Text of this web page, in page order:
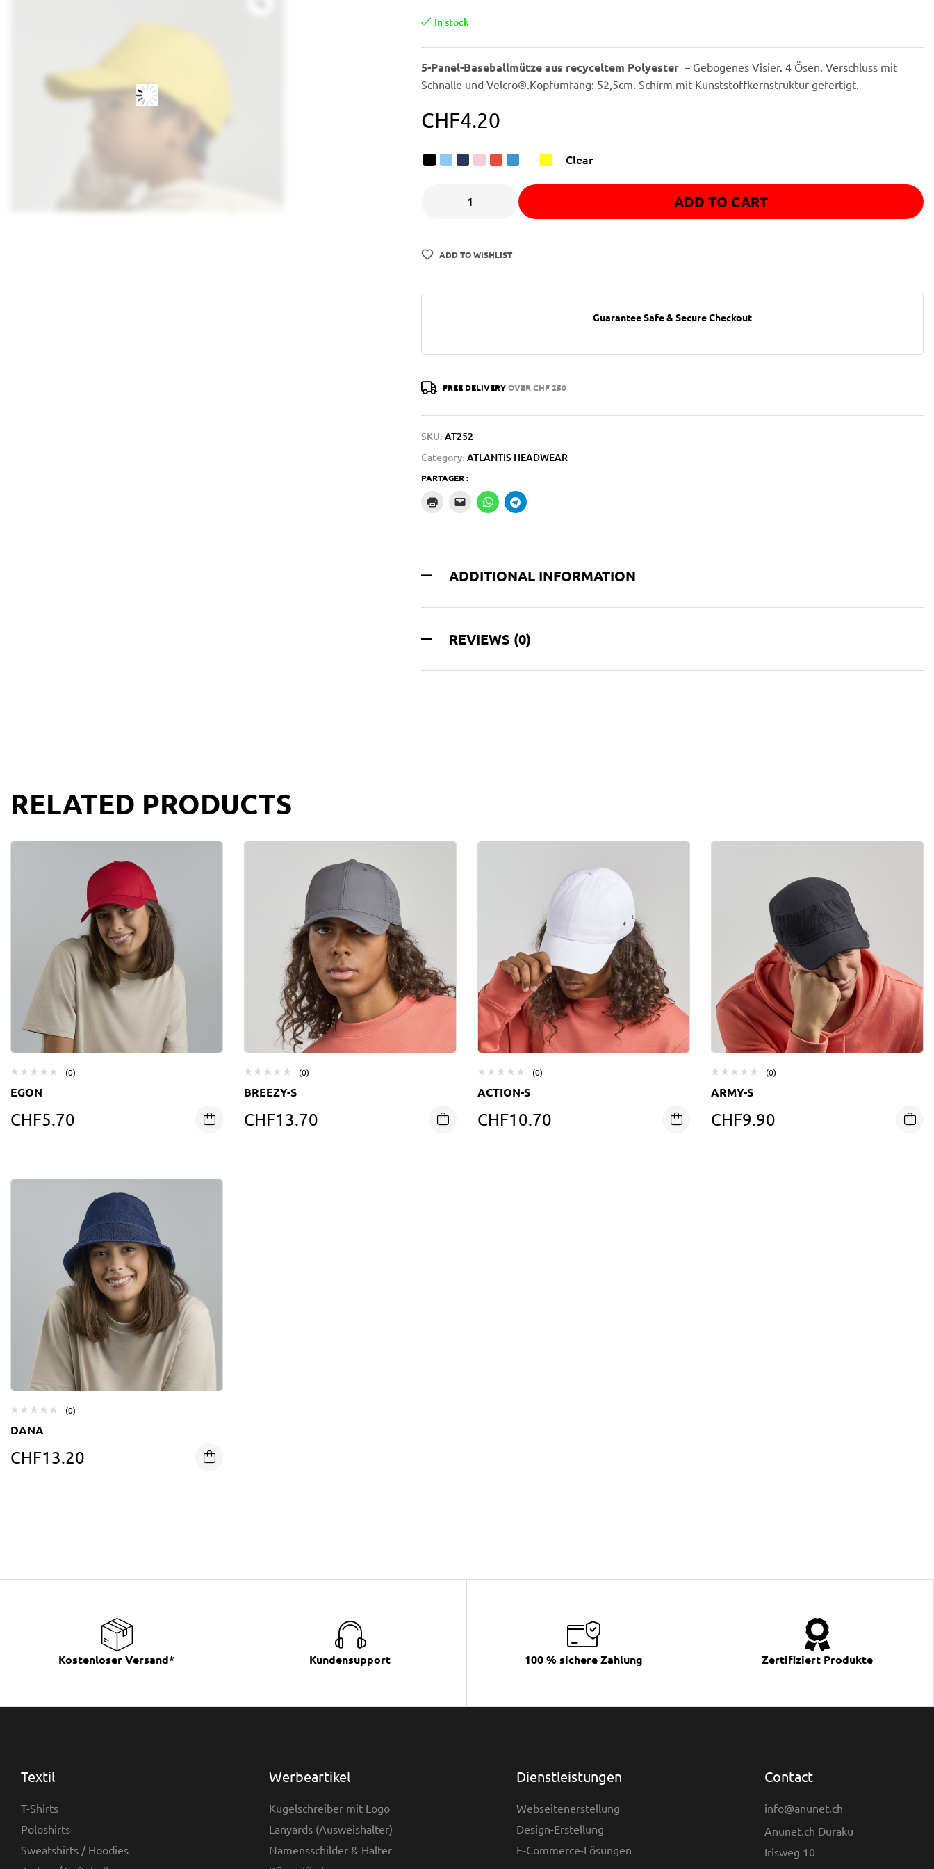
In stock
5-Panel-Baseballmütze aus recyceltem Polyester – Gebogenes Visier. 4 Ösen. Verschluss mit
Schnalle und Velcro®.Kopfumfang: 52,5cm. Schirm mit Kunststoffkernstruktur gefertigt.
CHF4.20
Clear
ADD TO CART
ADD TO WISHLIST
Guarantee Safe & Secure Checkout
FREE DELIVERYOVER CHF 250
SKU:AT252
Category:ATLANTIS HEADWEAR
PARTAGER :
ADDITIONAL INFORMATION
REVIEWS (0)
RELATED PRODUCTS
(0)
EGON
CHF5.70
(0)
BREEZY-S
CHF13.70
(0)
ACTION-S
CHF10.70
(0)
ARMY-S
CHF9.90
(0)
DANA
CHF13.20
Kostenloser Versand* Kundensupport 100 % sichere Zahlung Zertifiziert Produkte
Textil
T-Shirts
Poloshirts
Sweatshirts / Hoodies
Werbeartikel
Kugelschreiber mit Logo
Lanyards (Ausweishalter)
Namensschilder & Halter
Dienstleistungen
Webseitenerstellung
Design-Erstellung
E-Commerce-Lösungen
Contact
info@anunet.ch
Anunet.ch Duraku
Irisweg 10